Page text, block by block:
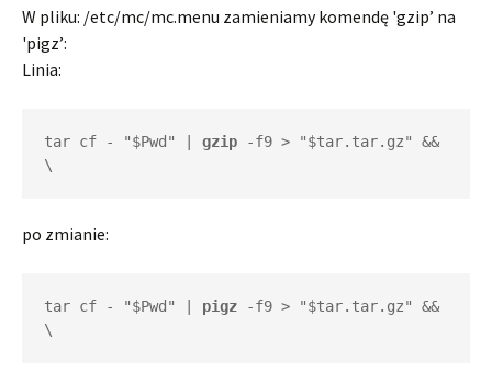
W pliku: /etc/mc/mc.menu zamieniamy komendę 'gzip’ na
'pigz’:
Linia:
tar cf - "$Pwd" | gzip -f9 > "$tar.tar.gz" &&
\
po zmianie:
tar cf - "$Pwd" | pigz -f9 > "$tar.tar.gz" &&
\